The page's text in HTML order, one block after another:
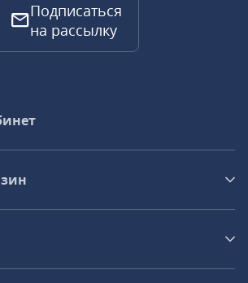
Подписаться
на рассылку